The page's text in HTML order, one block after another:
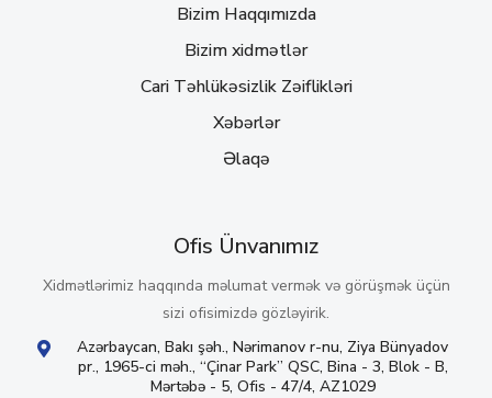
Bizim Haqqımızda
Bizim xidmətlər
Cari Təhlükəsizlik Zəiflikləri
Xəbərlər
Əlaqə
Ofis Ünvanımız
Xidmətlərimiz haqqında məlumat vermək və görüşmək üçün
sizi ofisimizdə gözləyirik.
Azərbaycan, Bakı şəh., Nərimanov r-nu, Ziya Bünyadov
pr., 1965-ci məh., “Çinar Park” QSC, Bina - 3, Blok - B,
Mərtəbə - 5, Ofis - 47/4, AZ1029